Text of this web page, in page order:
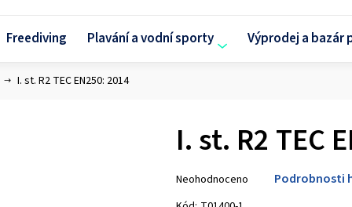
Freediving Plavání a vodní sporty Výprodej a bazár
I. st. R2 TEC EN250: 2014
I. st. R2 TEC
hodnocení
Neohodnoceno Podrobnosti